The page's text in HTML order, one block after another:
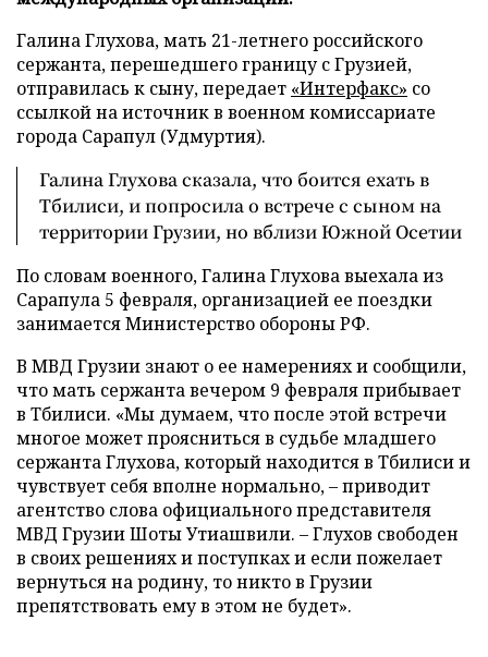
Галина Глухова, мать 21-летнего российского
сержанта, перешедшего границу с Грузией,
отправилась к сыну, передает «Интерфакс» со
ссылкой на источник в военном комиссариате
города Сарапул (Удмуртия).
Галина Глухова сказала, что боится ехать в
Тбилиси, и попросила о встрече с сыном на
территории Грузии, но вблизи Южной Осетии
По словам военного, Галина Глухова выехала из
Сарапула 5 февраля, организацией ее поездки
занимается Министерство обороны РФ.
В МВД Грузии знают о ее намерениях и сообщили,
что мать сержанта вечером 9 февраля прибывает
в Тбилиси. «Мы думаем, что после этой встречи
многое может проясниться в судьбе младшего
сержанта Глухова, который находится в Тбилиси и
чувствует себя вполне нормально, – приводит
агентство слова официального представителя
МВД Грузии Шоты Утиашвили. – Глухов свободен
в своих решениях и поступках и если пожелает
вернуться на родину, то никто в Грузии
препятствовать ему в этом не будет».